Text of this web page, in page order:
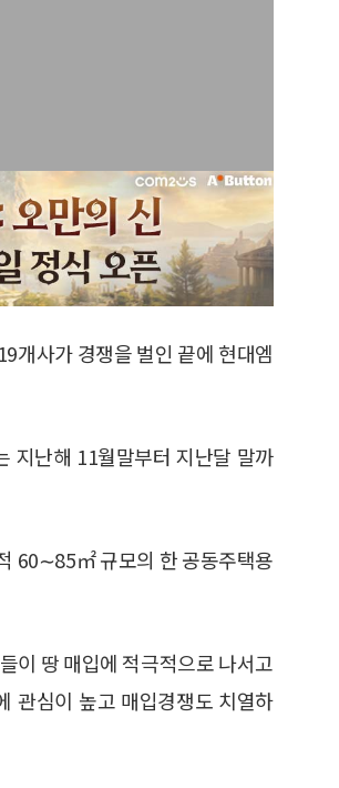
개사가 경쟁을 벌인 끝에 현대엠
지난해 11월말부터 지난달 말까
60∼85㎡ 규모의 한 공동주택용
이 땅 매입에 적극적으로 나서고
관심이 높고 매입경쟁도 치열하